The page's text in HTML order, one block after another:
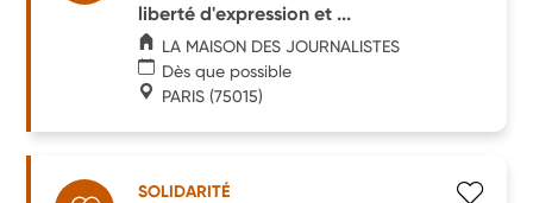
liberté d'expression et ...
LA MAISON DES JOURNALISTES
Dès que possible
PARIS (75015)
SOLIDARITÉ